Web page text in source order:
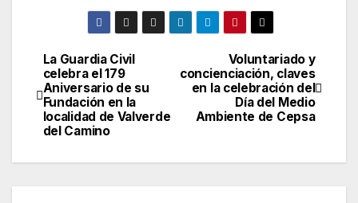
Navegación
de
entradas
Voluntariado y
concienciación, claves
en la celebración del
Día del Medio
Ambiente de Cepsa
La Guardia Civil
celebra el 179
Aniversario de su
Fundación en la
localidad de Valverde
del Camino